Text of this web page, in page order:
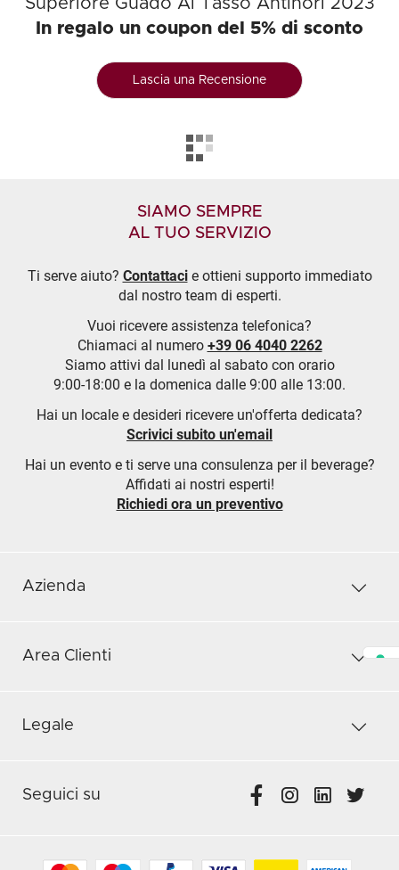
Superiore Guado Al Tasso Antinori 2023
In regalo un coupon del 5% di sconto
Lascia una Recensione
SIAMO SEMPRE
AL TUO SERVIZIO
Ti serve aiuto? Contattacie ottieni supporto immediato
dal nostro team di esperti.
Vuoi ricevere assistenza telefonica?
Chiamaci al numero +39 06 4040 2262
Siamo attivi dal lunedì al sabato con orario
9:00-18:00 e la domenica dalle 9:00 alle 13:00.
Hai un locale e desideri ricevere un'offerta dedicata?
Scrivici subito un'email
Hai un evento e ti serve una consulenza per il beverage?
Affidati ai nostri esperti!
Richiedi ora un preventivo
Azienda
Area Clienti
Legale
Seguici su